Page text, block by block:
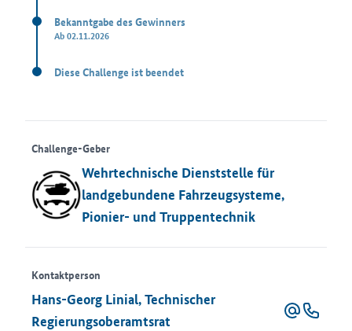
Bekanntgabe des Gewinners
Ab 02.11.2026
Diese Challenge ist beendet
Challenge-Geber
Wehrtechnische Dienststelle für
landgebundene Fahrzeugsysteme,
Pionier- und Truppentechnik
Kontaktperson
Hans-Georg Linial, Technischer
Regierungsoberamtsrat